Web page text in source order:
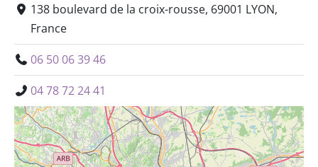
138 boulevard de la croix-rousse, 69001 LYON,
France
06 50 06 39 46
04 78 72 24 41